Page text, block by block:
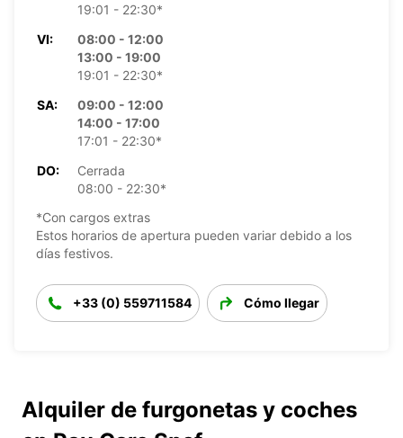
19:01 - 22:30*
VI:
08:00 - 12:00
13:00 - 19:00
19:01 - 22:30*
SA:
09:00 - 12:00
14:00 - 17:00
17:01 - 22:30*
DO:
Cerrada
08:00 - 22:30*
*Con cargos extras
Estos horarios de apertura pueden variar debido a los
días festivos.
+33 (0) 559711584 Cómo llegar
Alquiler de furgonetas y coches